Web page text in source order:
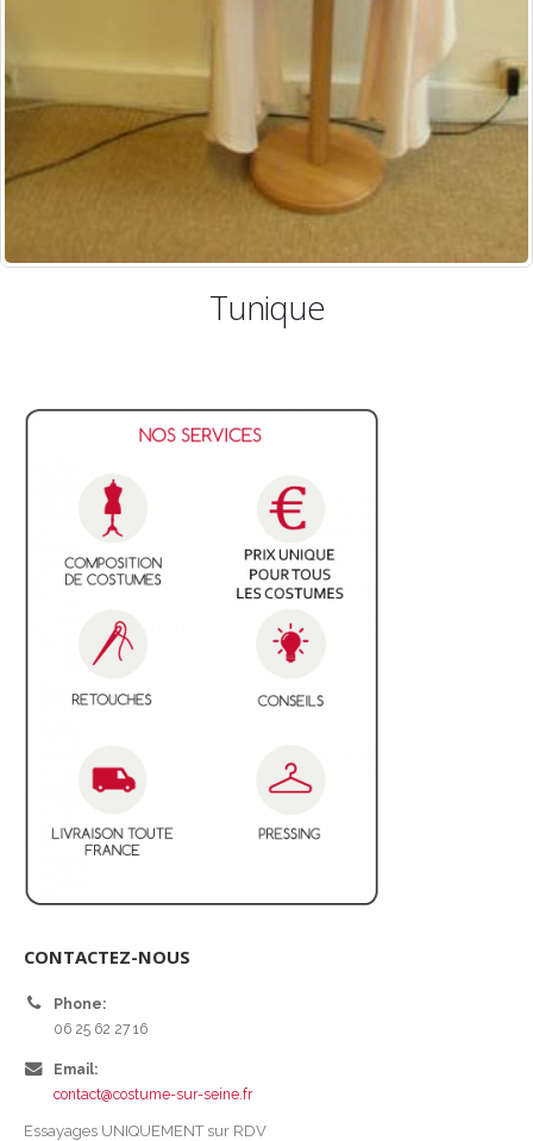
Tunique
CONTACTEZ-NOUS
Phone:
06 25 62 27 16
Email:
contact@costume-sur-seine.fr
Essayages UNIQUEMENT sur RDV